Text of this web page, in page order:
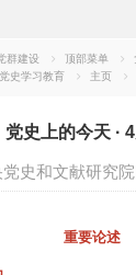
群建设 顶部菜单
史学习教育
主页
党史上的今天 ·
史和文献研究
重要论述